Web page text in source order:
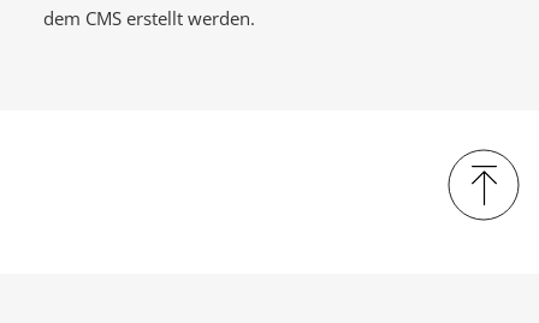
dem CMS erstellt werden.